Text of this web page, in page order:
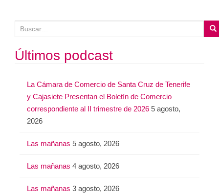
u
s
c
Últimos podcast
La Cámara de Comercio de Santa Cruz de Tenerife
y Cajasiete Presentan el Boletín de Comercio
correspondiente al II trimestre de 2026 5 agosto,
2026
Las mañanas 5 agosto, 2026
Las mañanas 4 agosto, 2026
Las mañanas 3 agosto, 2026